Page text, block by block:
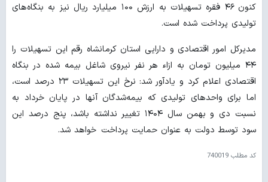
کنون ۴۶ فقره تسهیلات به ارزش ۱۰۰ میلیارد ریال نیز به بنگاه‌های
تولیدی پرداخت شده است.
مدیرکل امور اقتصادی و دارایی استان کرمانشاه رقم این تسهیلات را
۴۴ میلیون تومان به ازاء هر نفر نیروی شاغل بیمه شده در بنگاه
اقتصادی اعلام کرد و یادآور شد: نرخ این تسهیلات ۲۳ درصد است،
اما برای واحدهای تولیدی که بیمه‌شدگان آنها در پایان خرداد به
نسبت دی و بهمن سال ۱۴۰۴ تغییر نداشته باشد، پنج درصد این
سود توسط دولت به عنوان حمایت پرداخت خواهد شد.
کد مطلب 740019